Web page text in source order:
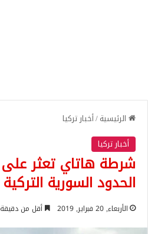
الرئيسية/أخبار تركيا
أخبار تركيا
الحدود السورية التركية
الأربعاء, 20 فبراير, 2019 أقل من دقيقة